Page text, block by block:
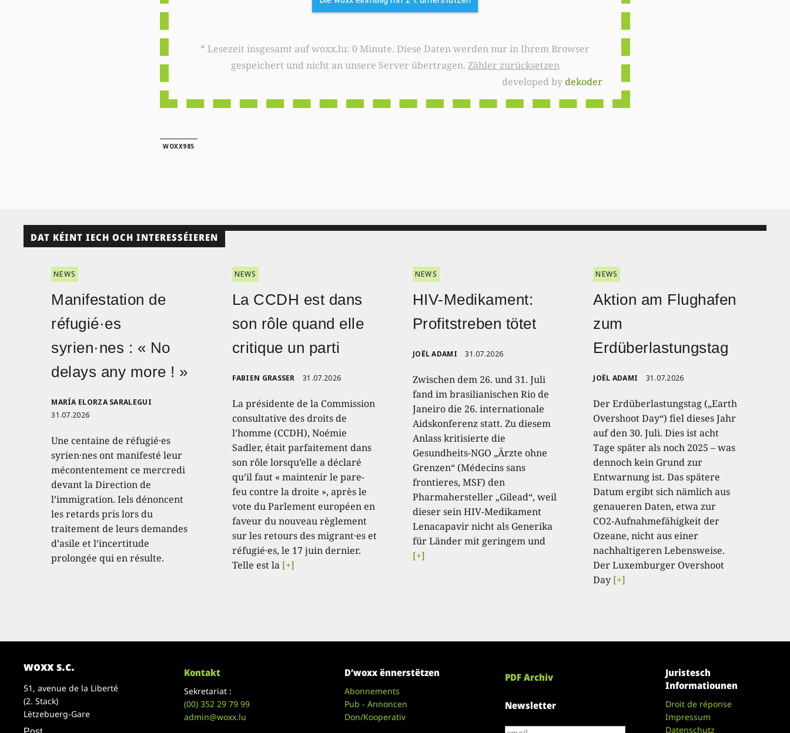
* Lesezeit insgesamt auf woxx.lu: 0 Minute. Diese Daten werden nur in Ihrem Browser
gespeichert und nicht an unsere Server übertragen. Zähler zurücksetzen
developed bydekoder
WOXX985
DAT KÉINT IECH OCH INTERESSÉIEREN
NEWS
Manifestation de
réfugié·es
syrien·nes : « No
delays any more ! »
MARÍA ELORZA SARALEGUI
31.07.2026
Une centaine de réfugié·es
syrien·nes ont manifesté leur
mécontentement ce mercredi
devant la Direction de
l’immigration. Iels dénoncent
les retards pris lors du
traitement de leurs demandes
d’asile et l’incertitude
prolongée qui en résulte.
NEWS
La CCDH est dans
son rôle quand elle
critique un parti
FABIEN GRASSER 31.07.2026
La présidente de la Commission
consultative des droits de
l’homme (CCDH), Noémie
Sadler, était parfaitement dans
son rôle lorsqu’elle a déclaré
qu’il faut « maintenir le pare-
feu contre la droite », après le
vote du Parlement européen en
faveur du nouveau règlement
sur les retours des migrant·es et
réfugié·es, le 17 juin dernier.
Telle est la [+]
NEWS
HIV-Medikament:
Profitstreben tötet
JOËL ADAMI 31.07.2026
Zwischen dem 26. und 31. Juli
fand im brasilianischen Rio de
Janeiro die 26. internationale
Aidskonferenz statt. Zu diesem
Anlass kritisierte die
Gesundheits-NGO „Ärzte ohne
Grenzen“ (Médecins sans
frontieres, MSF) den
Pharmahersteller „Gilead“, weil
dieser sein HIV-Medikament
Lenacapavir nicht als Generika
für Länder mit geringem und
[+]
NEWS
Aktion am Flughafen
zum
Erdüberlastungstag
JOËL ADAMI 31.07.2026
Der Erdüberlastungstag („Earth
Overshoot Day“) fiel dieses Jahr
auf den 30. Juli. Dies ist acht
Tage später als noch 2025 – was
dennoch kein Grund zur
Entwarnung ist. Das spätere
Datum ergibt sich nämlich aus
genaueren Daten, etwa zur
CO2-Aufnahmefähigkeit der
Ozeane, nicht aus einer
nachhaltigeren Lebensweise.
Der Luxemburger Overshoot
Day [+]
woxx s.c.
51, avenue de la Liberté
(2. Stack)
Lëtzebuerg-Gare
Kontakt
Sekretariat :
(00)352 29 79 99
admin@woxx.lu
D’woxx ënnerstëtzen
Abonnements
Pub - Annoncen
Don/Kooperativ
PDF Archiv
Newsletter
Juristesch
Informatiounen
Droit de réponse
Impressum
Datenschutz